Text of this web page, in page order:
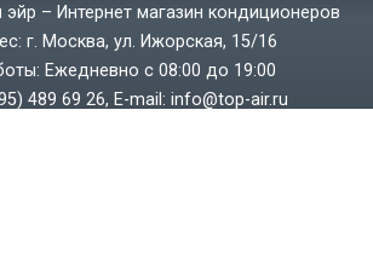
– Интернет магазин кондиционеров
г. Москва, ул. Ижорская, 15/16
Ежедневно с 08:00 до 19:00
489 69 26, E-mail: info@top-air.ru